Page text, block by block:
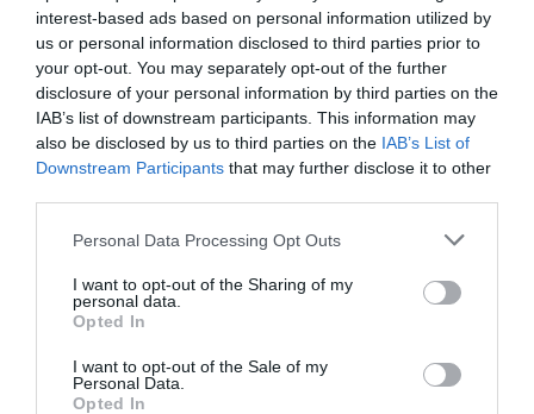
interest-based ads based on personal information utilized by
us or personal information disclosed to third parties prior to
your opt-out. You may separately opt-out of the further
disclosure of your personal information by third parties on the
IAB’s list of downstream participants. This information may
also be disclosed by us to third parties on the IAB’s List of
Downstream Participants that may further disclose it to other
Personal Data Processing Opt Outs
I want to opt-out of the Sharing of my
personal data.
Opted In
I want to opt-out of the Sale of my
Personal Data.
Opted In
19 h 23 sans escale : le Boeing 777F de National
Airlines relie l’Écosse à l’Australie
Le Monégasque du sud de la France a commenté l'article
air france Guyane